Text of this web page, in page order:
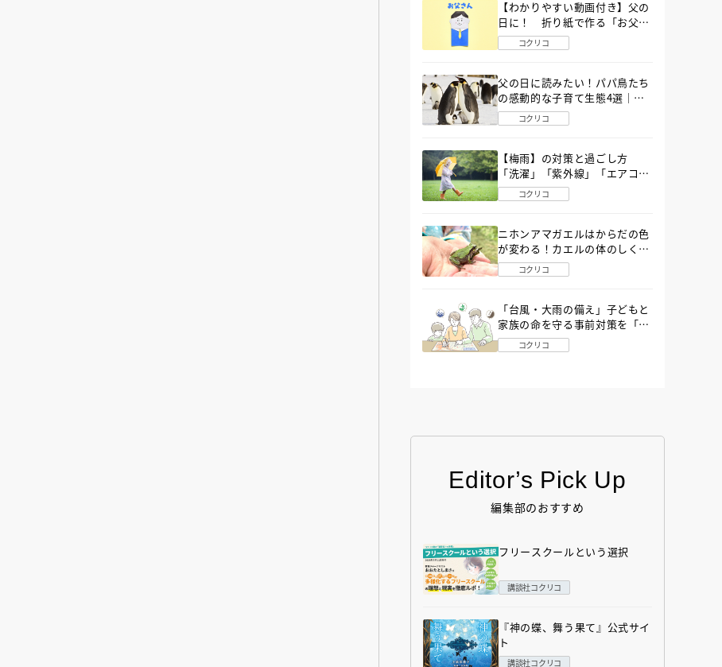
【わかりやすい動画付き】父の
日に！ 折り紙で作る「お父さ
ん」の簡単な折り方
コクリコ
父の日に読みたい！パパ鳥たち
の感動的な子育て生態4選｜図
鑑MOVE
コクリコ
【梅雨】の対策と過ごし方
「洗濯」「紫外線」「エアコ
ン」「ゲリラ豪雨」…〔気象予
報士が完全ガイド〕
コクリコ
ニホンアマガエルはからだの色
が変わる！カエルの体のしくみ
から両生類の特ちょうまで図鑑
MOVEが解説！
コクリコ
「台風・大雨の備え」子どもと
家族の命を守る事前対策を「防
災アドバイザー」が解説
コクリコ
Editor’s Pick Up
編集部のおすすめ
フリースクールという選択
講談社コクリコ
『神の蝶、舞う果て』公式サイ
ト
講談社コクリコ